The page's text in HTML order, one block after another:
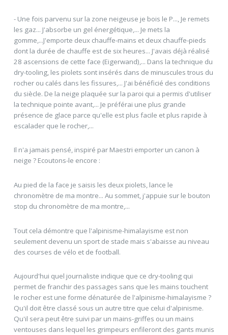
- Une fois parvenu sur la zone neigeuse je bois le P..., Je remets
les gaz... J'absorbe un gel énergétique,... Je mets la
gomme,...J'emporte deux chauffe-mains et deux chauffe-pieds
dont la durée de chauffe est de six heures... J'avais déjà réalisé
28 ascensions de cette face (Eigerwand),... Dans la technique du
dry-tooling, les piolets sont insérés dans de minuscules trous du
rocher ou calés dans les fissures,... J'ai bénéficié des conditions
du siècle. De la neige plaquée sur la paroi qui a permis d'utiliser
la technique pointe avant,... Je préférai une plus grande
présence de glace parce qu'elle est plus facile et plus rapide à
escalader que le rocher,...
Il n'a jamais pensé, inspiré par Maestri emporter un canon à
neige ? Ecoutons-le encore :
Au pied de la face je saisis les deux piolets, lance le
chronomètre de ma montre... Au sommet, j'appuie sur le bouton
stop du chronomètre de ma montre,...
Tout cela démontre que l'alpinisme-himalayisme est non
seulement devenu un sport de stade mais s'abaisse au niveau
des courses de vélo et de football.
Aujourd'hui quel journaliste indique que ce dry-tooling qui
permet de franchir des passages sans que les mains touchent
le rocher est une forme dénaturée de l'alpinisme-himalayisme ?
Qu'il doit être classé sous un autre titre que celui d'alpinisme.
Qu'il sera peut être suivi par un mains-griffes ou un mains
ventouses dans lequel les grimpeurs enfileront des gants munis